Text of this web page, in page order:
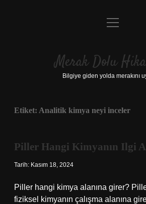
Anasayfa
Yasal Uyarı
menüyü
Merak Dolu
Bilgiye giden yolda merakını
Etiket: Analitik kimya neyi inceler
Piller Hangi Kimyanın Ilgi
Tarih: Kasım 18, 2024
Piller hangi kimya alanına girer?
fiziksel kimyanın çalışma alanına